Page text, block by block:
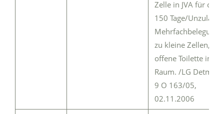
Zelle in JVA für ca.
150 Tage/
Mehrfachbelegung,
zu kleine Zellen,
offene Toilette im
Raum. /LG
9 O 163/05,
02.11.2006